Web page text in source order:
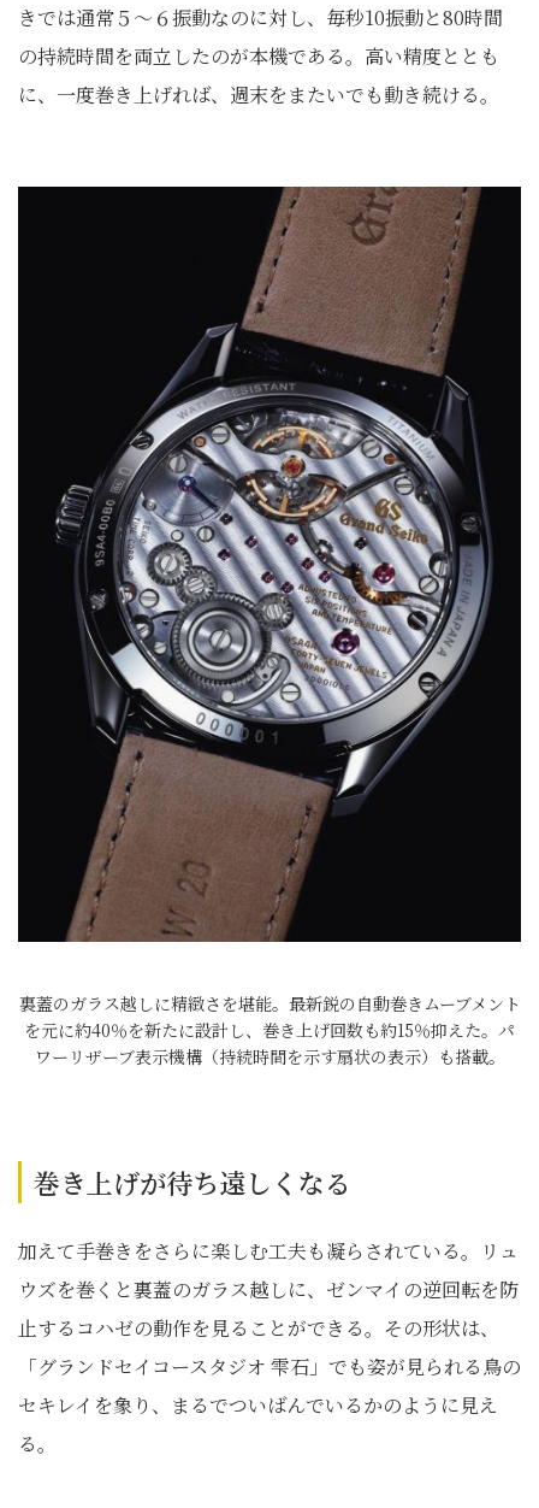
きでは通常５〜６振動なのに対し、毎秒10振動と80時間
の持続時間を両立したのが本機である。高い精度ととも
に、一度巻き上げれば、週末をまたいでも動き続ける。
裏蓋のガラス越しに精緻さを堪能。最新鋭の自動巻きムーブメント
を元に約40％を新たに設計し、巻き上げ回数も約15％抑えた。パ
ワーリザーブ表示機構（持続時間を示す扇状の表示）も搭載。
巻き上げが待ち遠しくなる
加えて手巻きをさらに楽しむ工夫も凝らされている。リュ
ウズを巻くと裏蓋のガラス越しに、ゼンマイの逆回転を防
止するコハゼの動作を見ることができる。その形状は、
「グランドセイコースタジオ 雫石」でも姿が見られる鳥の
セキレイを象り、まるでついばんでいるかのように見え
る。